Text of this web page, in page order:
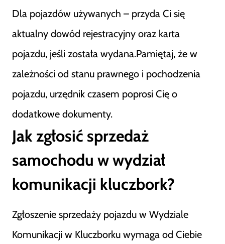
Dla pojazdów używanych – przyda Ci się
aktualny dowód rejestracyjny oraz karta
pojazdu, jeśli została wydana.Pamiętaj, że w
zależności od stanu prawnego i pochodzenia
pojazdu, urzędnik czasem poprosi Cię o
dodatkowe dokumenty.
Jak zgłosić sprzedaż
samochodu w wydział
komunikacji kluczbork?
Zgłoszenie sprzedaży pojazdu w Wydziale
Komunikacji w Kluczborku wymaga od Ciebie